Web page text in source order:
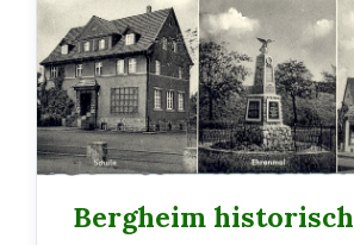
Bergheim